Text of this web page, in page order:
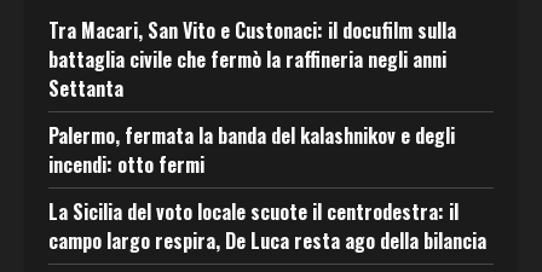
Tra Macari, San Vito e Custonaci: il docufilm sulla
battaglia civile che fermò la raffineria negli anni
Settanta
Palermo, fermata la banda del kalashnikov e degli
incendi: otto fermi
La Sicilia del voto locale scuote il centrodestra: il
campo largo respira, De Luca resta ago della bilancia